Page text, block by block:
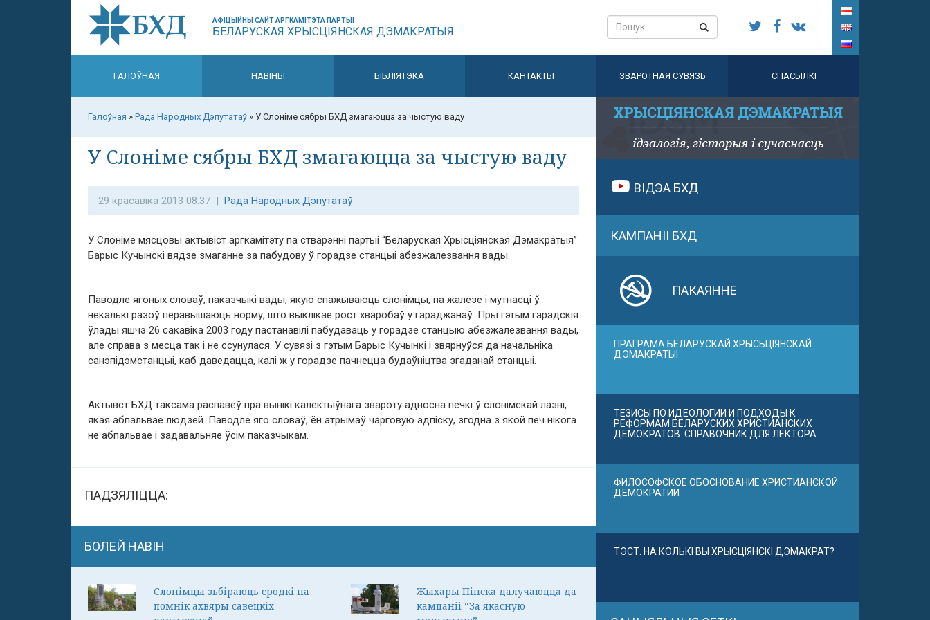
АФІЦЫЙНЫ САЙТ АРГКАМІТЭТА ПАРТЫІ
БЕЛАРУСКАЯ ХРЫСЦІЯНСКАЯ ДЭМАКРАТЫЯ
ГАЛОЎНАЯ НАВІНЫ БІБЛІЯТЭКА КАНТАКТЫ ЗВАРОТНАЯ СУВЯЗЬ СПАСЫЛКІ
Галоўная » Рада Народных Дэпутатаў » У Слоніме сябры БХД змагаюцца за чыстую ваду
У Слоніме сябры БХД змагаюцца за чыстую ваду
29 красавіка 2013 08:37 | Рада Народных Дэпутатаў
У Слоніме мясцовы актывіст аргкамітэту па стварэнні партыі “Беларуская Хрысціянская Дэмакратыя”
Барыс Кучынскі вядзе змаганне за пабудову ў горадзе станцыі абезжалезвання вады.
Паводле ягоных словаў, паказчыкі вады, якую спажываюць слонімцы, па жалезе і мутнасці ў
некалькі разоў перавышаюць норму, што выклікае рост хваробаў у гараджанаў. Пры гэтым гарадскія
ўлады яшчэ 26 сакавіка 2003 году пастанавілі пабудаваць у горадзе станцыю абезжалезвання вады,
але справа з месца так і не ссунулася. У сувязі з гэтым Барыс Кучынкі і звярнуўся да начальніка
санэпідэмстанцыі, каб даведацца, калі ж у горадзе пачнецца будаўніцтва згаданай станцыі.
Актывст БХД таксама распавёў пра вынікі калектыўнага звароту адносна печкі ў слонімскай лазні,
якая абпальвае людзей. Паводле яго словаў, ён атрымаў чарговую адпіску, згодна з якой печ нікога
не абпальвае і задавальняе ўсім паказчыкам.
ПАДЗЯЛІЦЦА:
БОЛЕЙ НАВІН
Слонімцы зьбіраюць сродкі на
помнік ахвяры савецкіх
Жыхары Пінска далучаюцца да
кампаніі “За якасную
ВІДЭА БХД
КАМПАНІІ БХД
ПАКАЯННЕ
ПРАГРАМА БЕЛАРУСКАЙ ХРЫСЬЦІЯНСКАЙ
ДЭМАКРАТЫІ
ТЕЗИСЫ ПО ИДЕОЛОГИИ И ПОДХОДЫ К
РЕФОРМАМ БЕЛАРУСКИХ ХРИСТИАНСКИХ
ДЕМОКРАТОВ. СПРАВОЧНИК ДЛЯ ЛЕКТОРА
ФИЛОСОФСКОЕ ОБОСНОВАНИЕ ХРИСТИАНСКОЙ
ДЕМОКРАТИИ
ТЭСТ. НА КОЛЬКІ ВЫ ХРЫСЦІЯНСКІ ДЭМАКРАТ?